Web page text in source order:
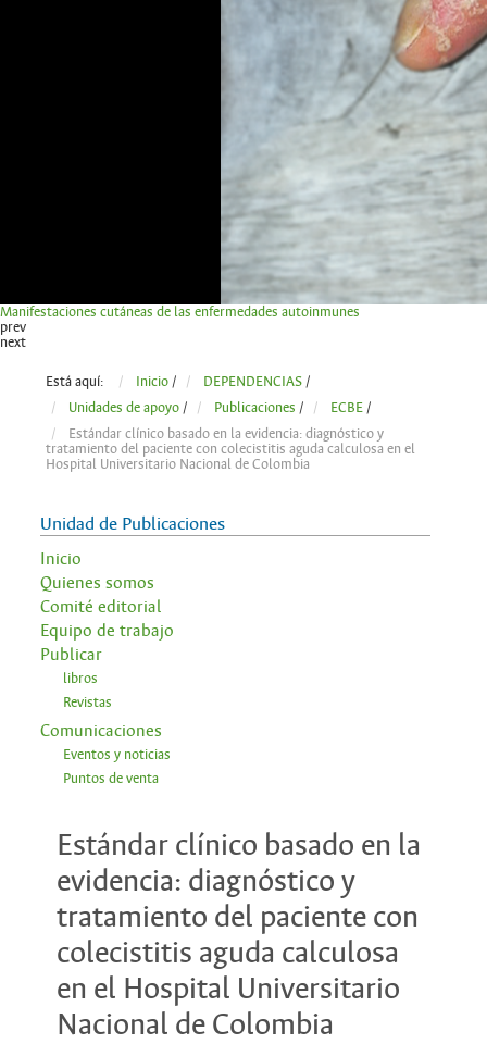
Manifestaciones cutáneas de las enfermedades autoinmunes
prev
next
Está aquí: Inicio/ DEPENDENCIAS/
Unidades de apoyo/ Publicaciones / ECBE/
Estándar clínico basado en la evidencia: diagnóstico y
tratamiento del paciente con colecistitis aguda calculosa en el
Hospital Universitario Nacional de Colombia
Unidad de Publicaciones
Inicio
Quienes somos
Comité editorial
Equipo de trabajo
Publicar
libros
Revistas
Comunicaciones
Eventos y noticias
Puntos de venta
Estándar clínico basado en la
evidencia: diagnóstico y
tratamiento del paciente con
colecistitis aguda calculosa
en el Hospital Universitario
Nacional de Colombia